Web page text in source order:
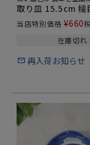
取り皿 15.5cm 槌
当店特別価格 ¥660
在庫切れ
再入荷お知らせ